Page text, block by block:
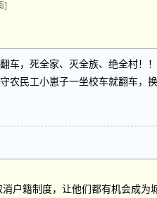
]
车，死全家、灭全族、绝全村！
农民工小崽子一坐校车就翻车，
户籍制度，让他们都有机会成为